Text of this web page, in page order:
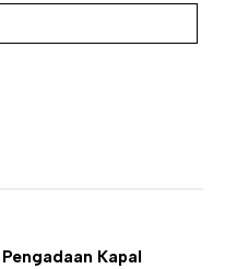
Kapal